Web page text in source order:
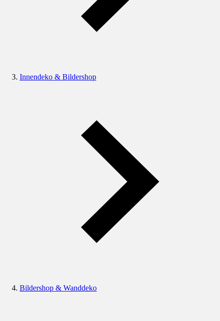
Innendeko & Bildershop
Bildershop & Wanddeko